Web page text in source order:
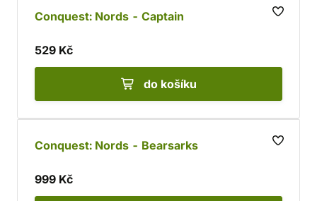
Conquest: Nords - Captain
529 Kč
do košíku
Conquest: Nords - Bearsarks
999 Kč